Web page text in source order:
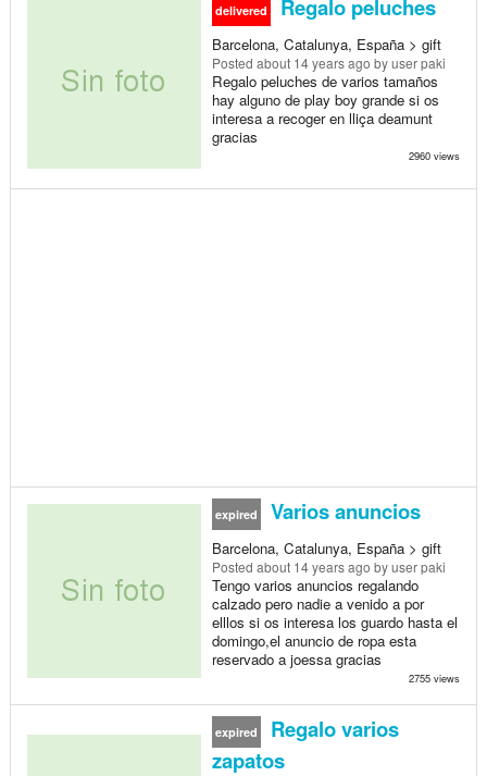
delivered Regalo peluches
Barcelona, Catalunya, España > gift
Posted about 14 years ago by user paki
Regalo peluches de varios tamaños
hay alguno de play boy grande si os
interesa a recoger en lliça deamunt
gracias
2960 views
expired Varios anuncios
Barcelona, Catalunya, España > gift
Posted about 14 years ago by user paki
Tengo varios anuncios regalando
calzado pero nadie a venido a por
elllos si os interesa los guardo hasta el
domingo,el anuncio de ropa esta
reservado a joessa gracias
2755 views
expired
Regalo varios
zapatos